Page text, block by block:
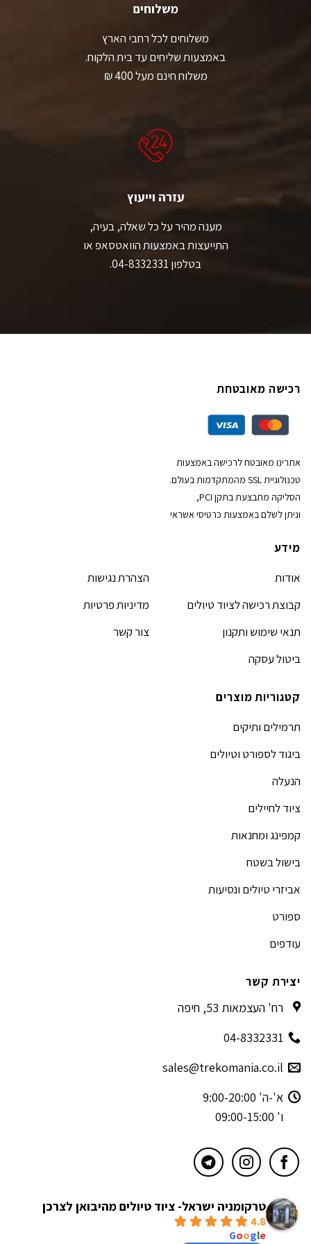
משלוחים
משלוחים לכל רחבי הארץ
באמצעות שליחים עד בית הלקוח.
משלוח חינם מעל 400 ₪
עזרה וייעוץ
מענה מהיר על כל שאלה, בעיה,
התייעצות באמצעות הוואטסאפ או
בטלפון 04-8332331.
רכישה מאובטחת
אתרינו מאובטח לרכישה באמצעות
טכנולוגיית SSL מהמתקדמות בעולם.
הסליקה מתבצעת בתקן PCI,
וניתן לשלם באמצעות כרטיסי אשראי
מידע
אודות
קבוצת רכישה לציוד טיולים
תנאי שימוש ותקנון
ביטול עסקה
הצהרת נגישות
מדיניות פרטיות
צור קשר
קטגוריות מוצרים
תרמילים ותיקים
ביגוד לספורט וטיולים
הנעלה
ציוד לחיילים
קמפינג ומחנאות
בישול בשטח
אביזרי טיולים ונסיעות
ספורט
עודפים
יצירת קשר
רח' העצמאות 53, חיפה
04-8332331
sales@trekomania.co.il
א'-ה' 9:00-20:00
ו' 09:00-15:00
טרקומניה ישראל- ציוד טיולים מהיבואן לצרכן
4.8
Google